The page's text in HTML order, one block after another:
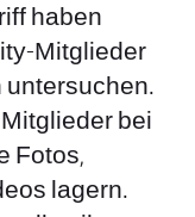
haben
Mitglieder
untersuchen.
bei
Fotos,
lagern.